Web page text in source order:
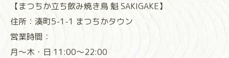
【まつちか立ち飲み焼き鳥 魁 SAKIGAKE】
住所：湊町5-1-1 まつちかタウン
営業時間：
月～木・日 11:00～22:00